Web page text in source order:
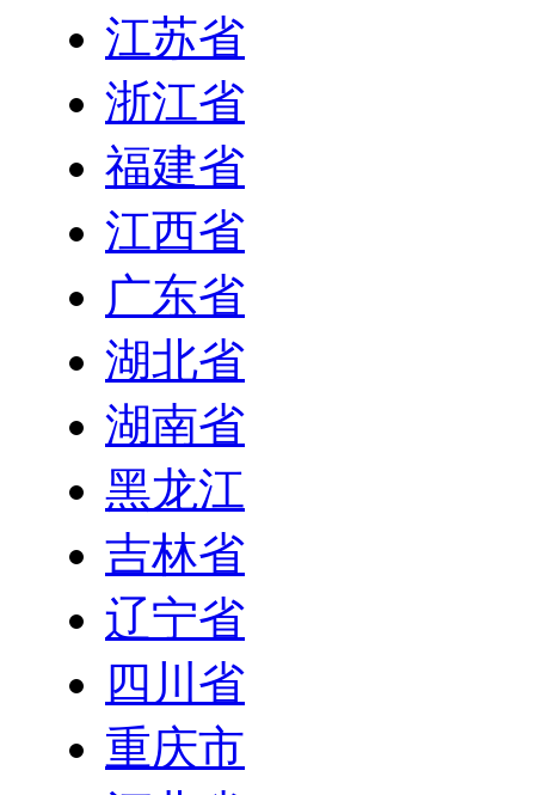
江苏省
浙江省
福建省
江西省
广东省
湖北省
湖南省
黑龙江
吉林省
辽宁省
四川省
重庆市